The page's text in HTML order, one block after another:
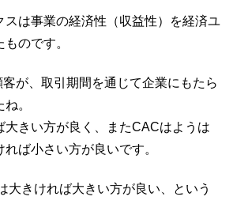
スは事業の経済性（収益性）を経済ユ
のです。
が、取引期間を通じて企業にもたら
。
大きい方が良く、またCACはようは
ば小さい方が良いです。
大きければ大きい方が良い、という